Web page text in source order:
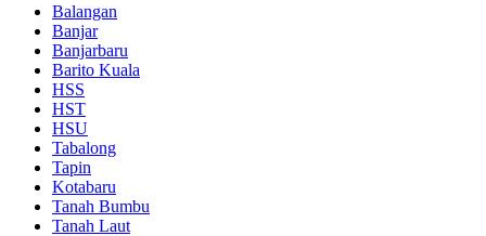
Balangan
Banjar
Banjarbaru
Barito Kuala
HSS
HST
HSU
Tabalong
Tapin
Kotabaru
Tanah Bumbu
Tanah Laut